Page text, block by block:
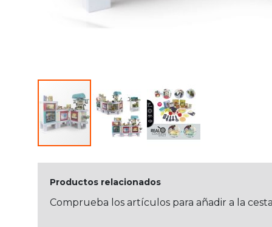
Productos relacionados
Comprueba los artículos para añadir a la